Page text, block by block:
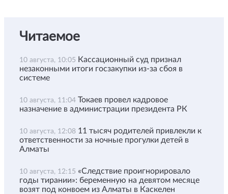
Читаемое
10 августа, 10:05 Кассационный суд признал
незаконными итоги госзакупки из-за сбоя в
системе
10 августа, 11:04 Токаев провел кадровое
назначение в администрации президента РК
10 августа, 12:08 11 тысяч родителей привлекли к
ответственности за ночные прогулки детей в
Алматы
10 августа, 12:15 «Следствие проигнорировало
годы тирании»: беременную на девятом месяце
возят под конвоем из Алматы в Каскелен